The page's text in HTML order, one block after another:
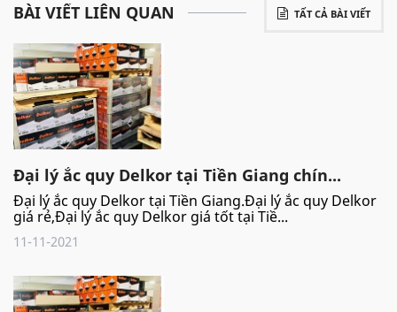
TẤT CẢ BÀI VIẾT
BÀI VIẾT LIÊN QUAN
Đại lý ắc quy Delkor tại Tiền Giang chín...
Đại lý ắc quy Delkor tại Tiền Giang.Đại lý ắc quy Delkor
giá rẻ,Đại lý ắc quy Delkor giá tốt tại Tiề...
11-11-2021